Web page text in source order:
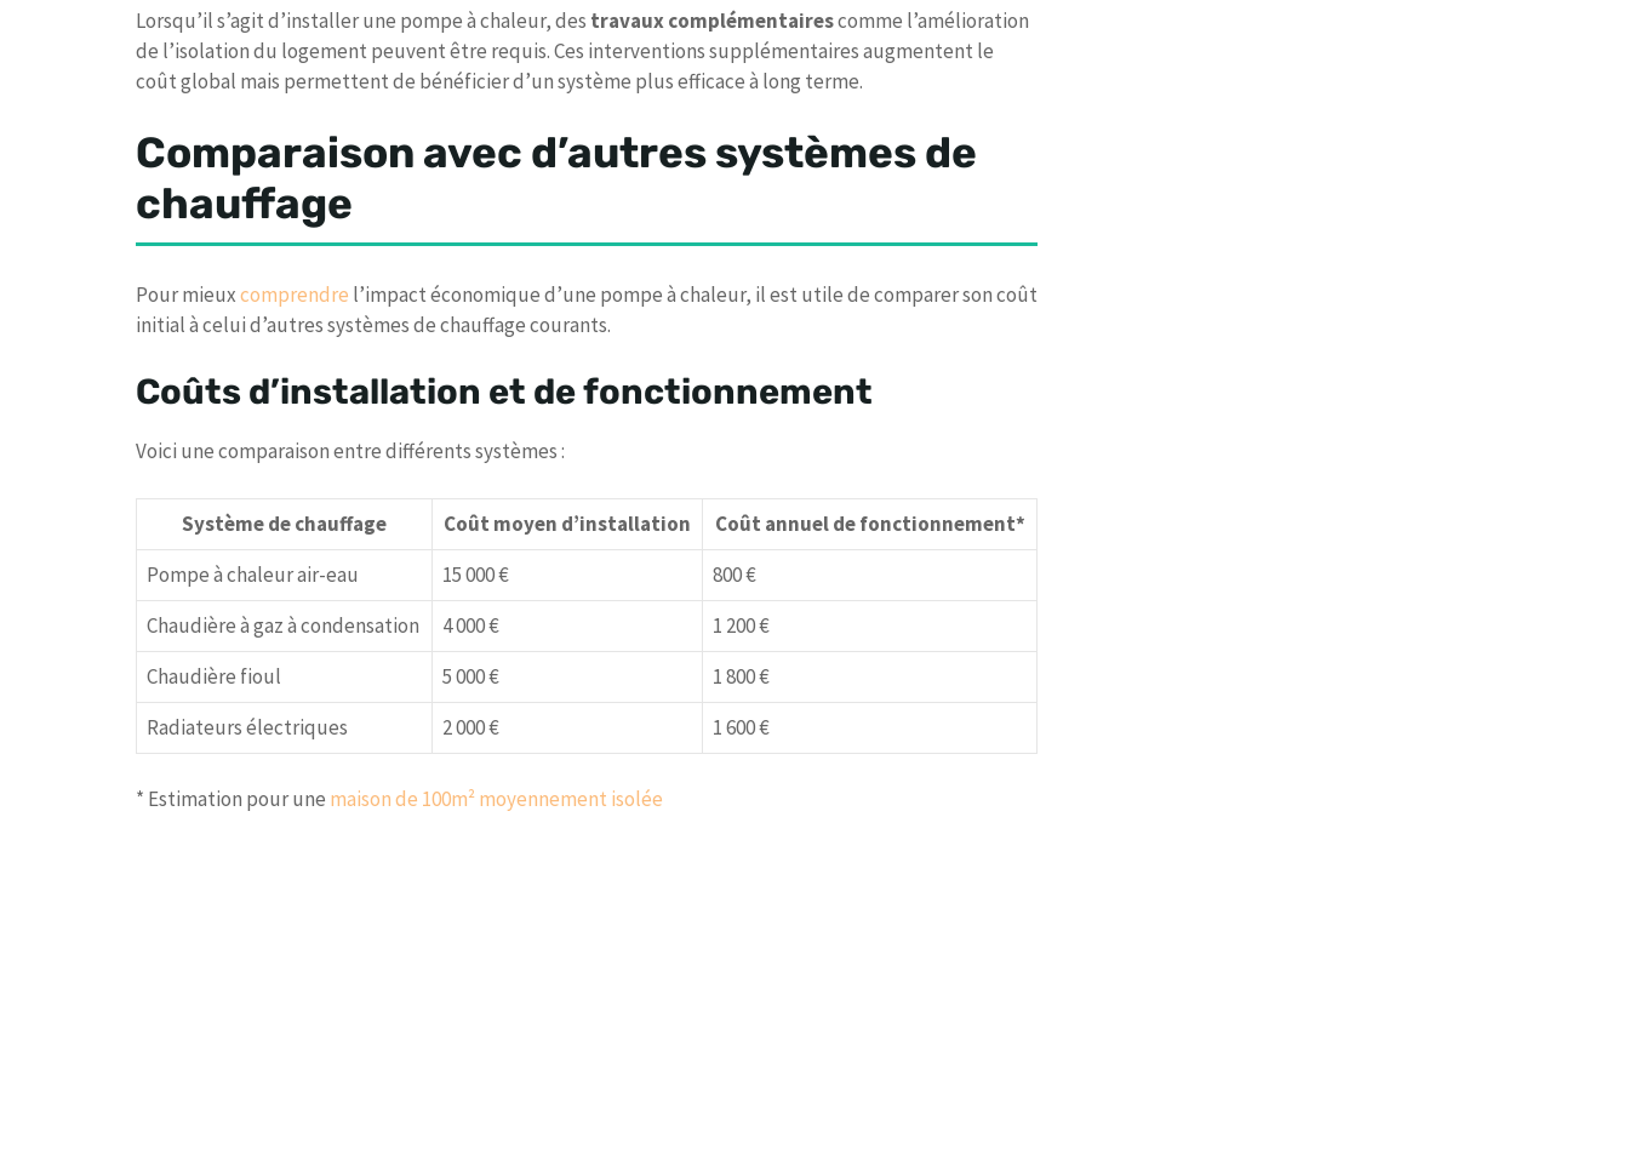
Lorsqu’il s’agit d’installer une pompe à chaleur, des travaux complémentairescomme l’amélioration
de l’isolation du logement peuvent être requis. Ces interventions supplémentaires augmentent le
coût global mais permettent de bénéficier d’un système plus efficace à long terme.
Comparaison avec d’autres systèmes de
chauffage
Pour mieuxcomprendre l’impact économique d’une pompe à chaleur, il est utile de comparer son coût
initial à celui d’autres systèmes de chauffage courants.
Coûts d’installation et de fonctionnement
Voici une comparaison entre différents systèmes :
Système de chauffage Coût moyen d’installation
Coût annuel de fonctionnement*
Pompe à chaleur air-eau
15 000 €
800 €
Chaudière à gaz à condensation
4 000 €
1 200 €
Chaudière fioul
5 000 €
1 800 €
Radiateurs électriques
2 000 € 1 600 €
* Estimation pour une maison de 100m² moyennement isolée